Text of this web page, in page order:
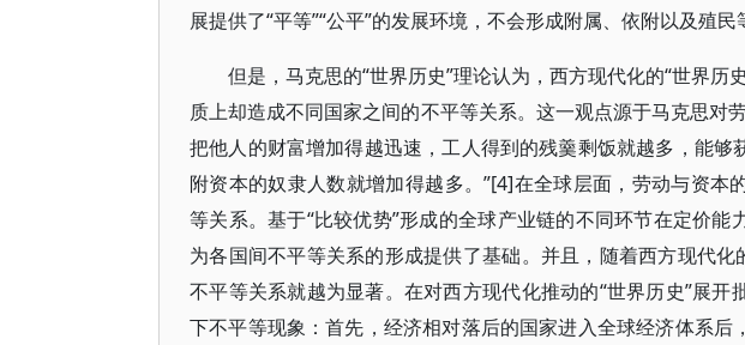
展提供了“平等”“公平”的发展环境，不会形成附属、依附以及殖民
但是，马克思的“世界历史”理论认为，西方现代化的“世界历
质上却造成不同国家之间的不平等关系。这一观点源于马克思对
把他人的财富增加得越迅速，工人得到的残羹剩饭就越多，能够
附资本的奴隶人数就增加得越多。”[4]在全球层面，劳动与资本
等关系。基于“比较优势”形成的全球产业链的不同环节在定价
为各国间不平等关系的形成提供了基础。并且，随着西方现代化
不平等关系就越为显著。在对西方现代化推动的“世界历史”展
下不平等现象：首先，经济相对落后的国家进入全球经济体系后